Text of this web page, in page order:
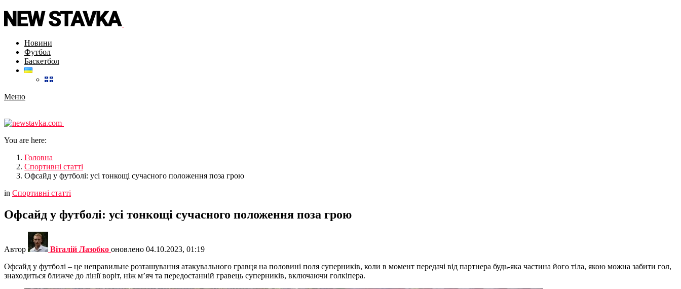
Новини
Футбол
Баскетбол
Меню
You are here:
Головна
Спортивні статті
Офсайд у футболі: усі тонкощі сучасного положення поза грою
in Спортивні статті
Офсайд у футболі: усі тонкощі сучасного положення поза грою
Автор Віталій Лазобко оновлено 04.10.2023, 01:19
Офсайд у футболі – це неправильне розташування атакувального гравця на половині поля суперників, коли в момент передачі від партнера будь-яка частина його тіла, якою можна забити гол,
знаходиться ближче до лінії воріт, ніж м’яч та передостанній гравець суперників, включаючи голкіпера.